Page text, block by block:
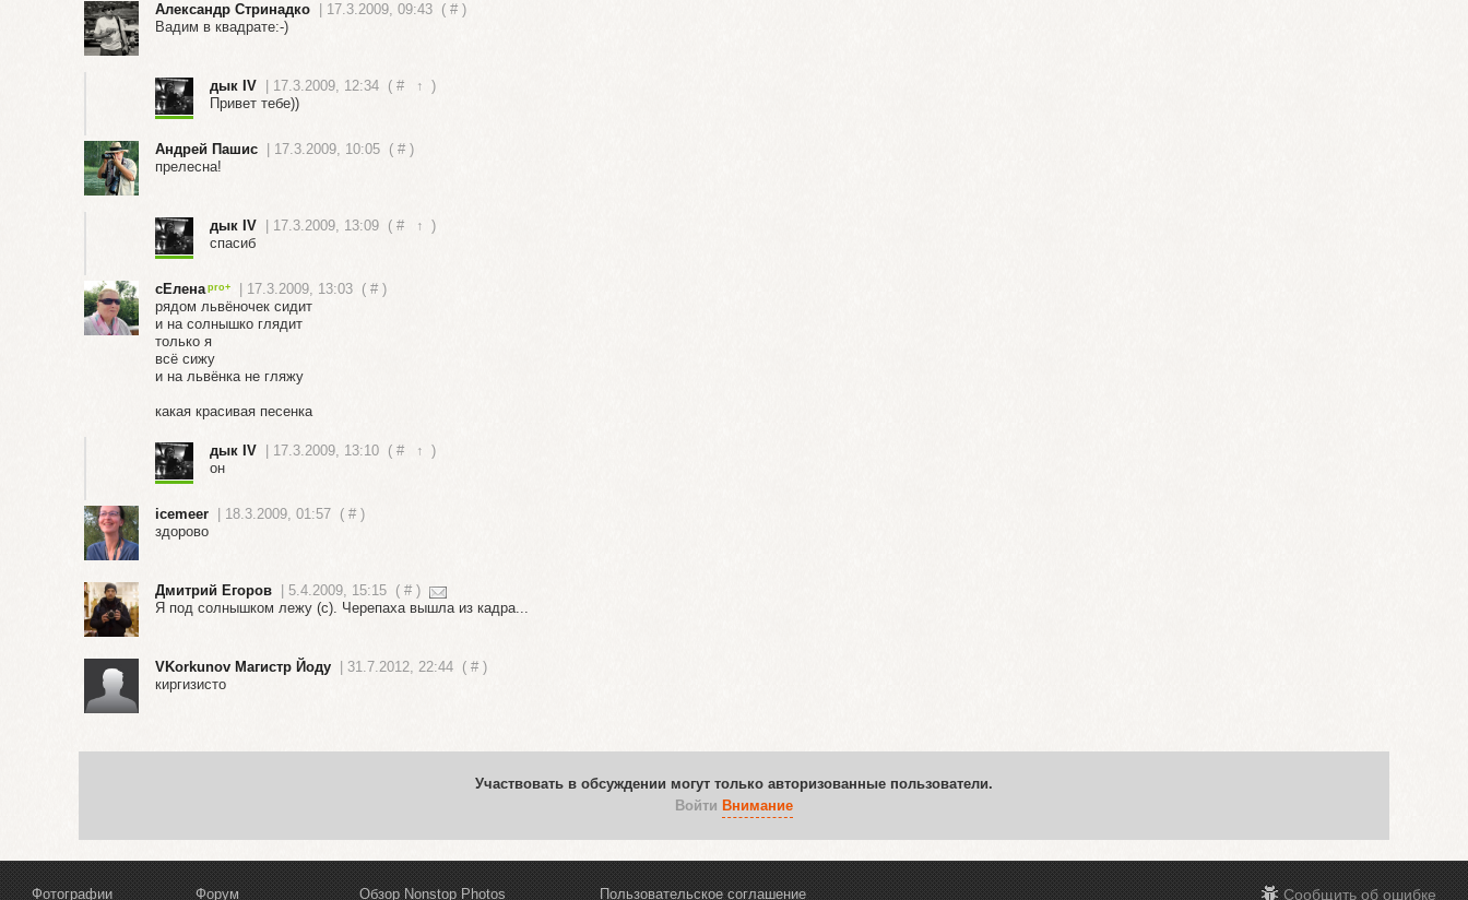
Александр Стринадко | 17.3.2009, 09:43 ( # )
Вадим в квадрате:-)
дык IV | 17.3.2009, 12:34 ( # ↑ )
Привет тебе))
Андрей Пашис | 17.3.2009, 10:05 ( # )
прелесна!
дык IV | 17.3.2009, 13:09 ( # ↑ )
спасиб
сЕлена | 17.3.2009, 13:03 ( # )
рядом львёночек сидит
и на солнышко глядит
только я
всё сижу
и на львёнка не гляжу
какая красивая песенка
дык IV | 17.3.2009, 13:10 ( # ↑ )
он
icemeer | 18.3.2009, 01:57 ( # )
здорово
Дмитрий Егоров | 5.4.2009, 15:15 ( # )
Я под солнышком лежу (с). Черепаха вышла из кадра...
VKorkunov Магистр Йоду | 31.7.2012, 22:44 ( # )
киргизисто
Участвовать в обсуждении могут только авторизованные пользователи.
Войти Внимание
Фотографии Форум Обзор Nonstop Photos Пользовательское соглашение Сообщить об ошибке